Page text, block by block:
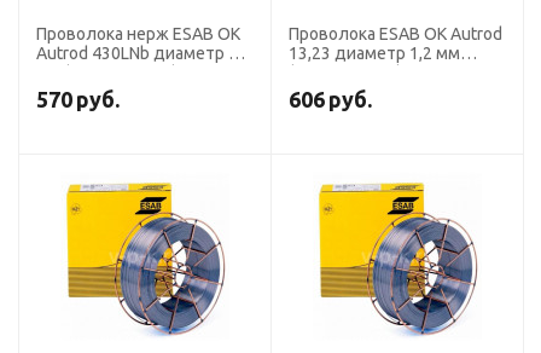
Проволока нерж ESAB OK
Autrod 430LNb диаметр 1,0
570 руб.
Проволока ESAB OK Autrod
13,23 диаметр 1,2 мм
606 руб.